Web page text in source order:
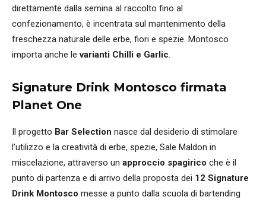
direttamente dalla semina al raccolto fino al
confezionamento, è incentrata sul mantenimento della
freschezza naturale delle erbe, fiori e spezie. Montosco
importa anche levarianti Chilli e Garlic.
Signature Drink Montosco firmata
Planet One
Il progetto Bar Selection nasce dal desiderio di stimolare
l’utilizzo e la creatività di erbe, spezie, Sale Maldon in
miscelazione, attraverso un approccio spagirico che è il
punto di partenza e di arrivo della proposta dei 12 Signature
Drink Montosco messe a punto dalla scuola di bartending